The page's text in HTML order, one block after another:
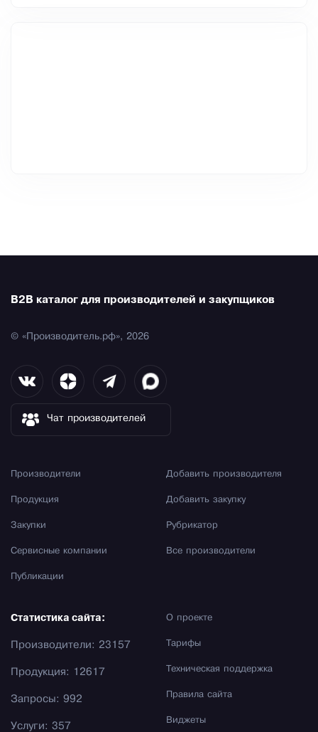
B2B каталог для производителей и закупщиков
© «Производитель.рф», 2026
Чат производителей
Производители
Продукция
Закупки
Сервисные компании
Публикации
Добавить производителя
Добавить закупку
Рубрикатор
Все производители
О проекте
Тарифы
Техническая поддержка
Правила сайта
Виджеты
Статистика сайта:
Производители: 23157
Продукция: 12617
Запросы: 992
Услуги: 357